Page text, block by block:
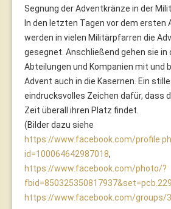
Segnung der Adventkränze in der
In den letzten Tagen vor dem ersten
werden in vielen Militärpfarren die
gesegnet. Anschließend gehen sie in
Abteilungen und Kompanien mit und
Advent auch in die Kasernen. Ein
eindrucksvolles Zeichen dafür, dass
Zeit überall ihren Platz findet.
(Bilder dazu siehe
https://www.facebook.com/
id=100064642987018,
https://www.facebook.com/photo/?
https://www.facebook.com/groups/